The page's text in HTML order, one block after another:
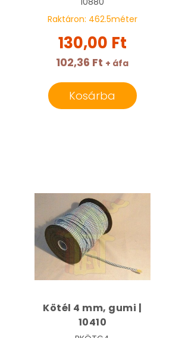
Raktáron: 462.5méter
130,00 Ft
102,36 Ft + áfa
Kosárba
Kötél 4 mm, gumi |
10410